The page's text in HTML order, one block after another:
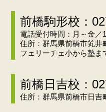
前橋駒形校：
電話受付時間：月～金／
住所：群馬県前橋市笂井
フェリーチェ小から塾ま
前橋日吉校：
住所：群馬県前橋市日吉